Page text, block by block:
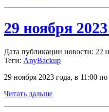
29 ноября
Дата публикации новости: 22
Теги: AnyBackup
29 ноября 2023 года, в 11:00
Читать дальше